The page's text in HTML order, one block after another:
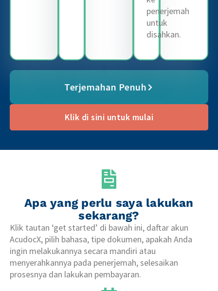
Terjemahan Penuh
penerjemah
untuk
disahkan.
Klik di sini untuk mulai
Apa yang perlu saya lakukan
sekarang?
Klik tautan ‘get started’ di bawah ini, daftar akun
AcudocX, pilih bahasa, tipe dokumen, apakah Anda
ingin melakukannya secara mandiri atau
menyerahkannya pada penerjemah, selesaikan
prosesnya dan lakukan pembayaran.